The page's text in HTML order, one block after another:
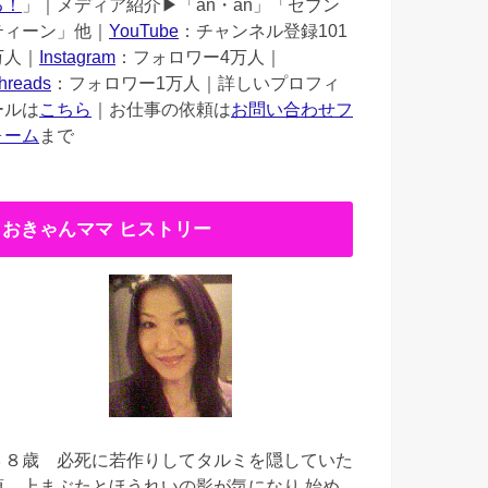
」｜メディア紹介▶︎「an・an」「セブン
ィーン」他｜ YouTube ：チャンネル登録101
｜
Instagram ：フォロワー4万人｜
：フォロワー1万人｜詳しいプロフィ
ルはこちら ｜お仕事の依頼はお問い合わせフ
ーム まで
おきゃんママ ヒストリー
８歳 必死に若作りしてタルミを隠していた